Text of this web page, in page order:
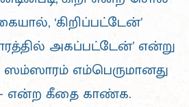
‘கிறிப்பட்டேன்’
அகப்பட்டேன்’ என்று
ஸம்ஸாரம் எம்பெருமானது
என்ற கீதை காண்க.